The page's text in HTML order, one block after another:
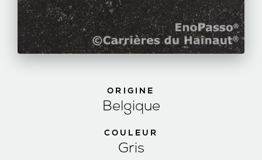
ORIGINE
Belgique
COULEUR
Gris